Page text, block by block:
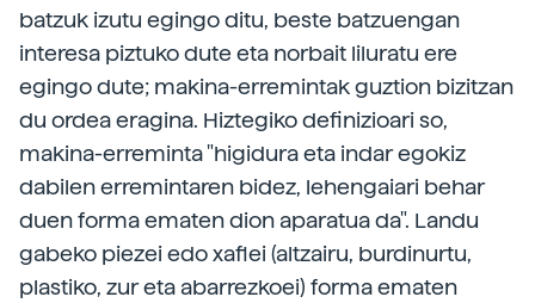
batzuk izutu egingo ditu, beste batzuengan
interesa piztuko dute eta norbait liluratu ere
egingo dute; makina-erremintak guztion bizitzan
du ordea eragina. Hiztegiko definizioari so,
makina-erreminta "higidura eta indar egokiz
dabilen erremintaren bidez, lehengaiari behar
duen forma ematen dion aparatua da". Landu
gabeko piezei edo xaflei (altzairu, burdinurtu,
plastiko, zur eta abarrezkoei) forma ematen